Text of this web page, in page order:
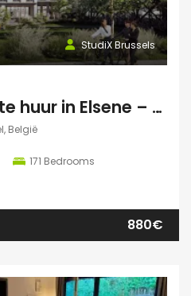
StudiX Brussels
Studentenkoten te huur in Elsene – Residentie StudiX
België
171 Bedrooms
880€